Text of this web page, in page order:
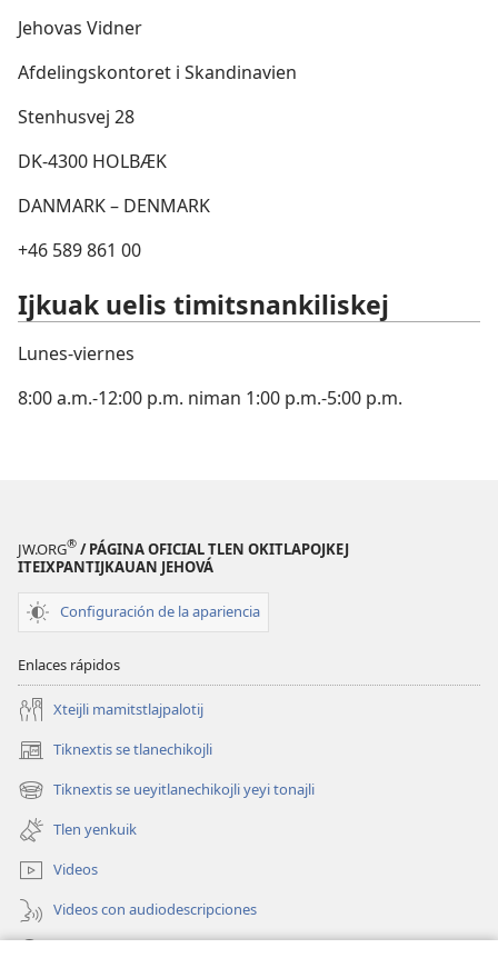
Jehovas Vidner
Afdelingskontoret i Skandinavien
Stenhusvej 28
DK-4300 HOLBÆK
DANMARK – DENMARK
+46 589 861 00
Ijkuak uelis timitsnankiliskej
Lunes-viernes
8:00 a.m.-12:00 p.m. niman 1:00 p.m.-5:00 p.m.
JW.ORG® / PÁGINA OFICIAL TLEN OKITLAPOJKEJ
ITEIXPANTIJKAUAN JEHOVÁ
Configuración de la apariencia
Enlaces rápidos
Xteijli mamitstlajpalotij
Tiknextis se tlanechikojli
(abre
una
nueva
ventana)
Tiknextis se ueyitlanechikojli yeyi tonajli
(abre
una
nueva
ventana)
Tlen yenkuik
Videos
Videos con audiodescripciones